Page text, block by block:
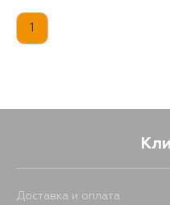
12 августа
1
Доставка и оплата